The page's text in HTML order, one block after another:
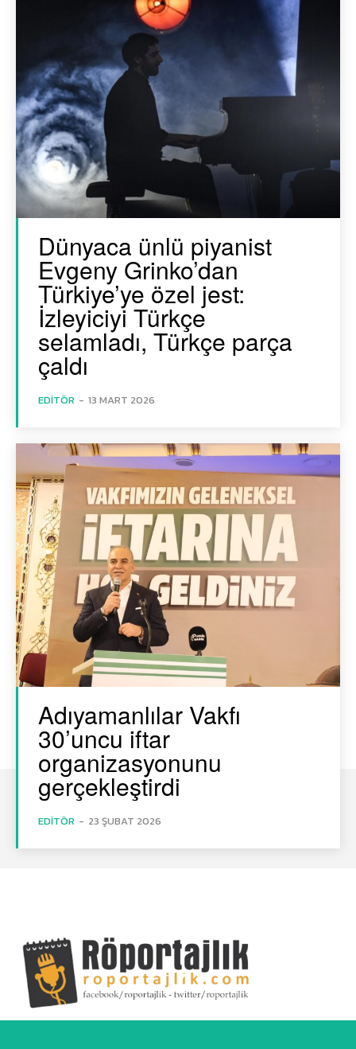
Dünyaca ünlü piyanist
Evgeny Grinko’dan
Türkiye’ye özel jest:
İzleyiciyi Türkçe
selamladı, Türkçe parça
çaldı
EDITÖR - 13 MART 2026
Adıyamanlılar Vakfı
30’uncu iftar
organizasyonunu
gerçekleştirdi
EDITÖR - 23 ŞUBAT 2026